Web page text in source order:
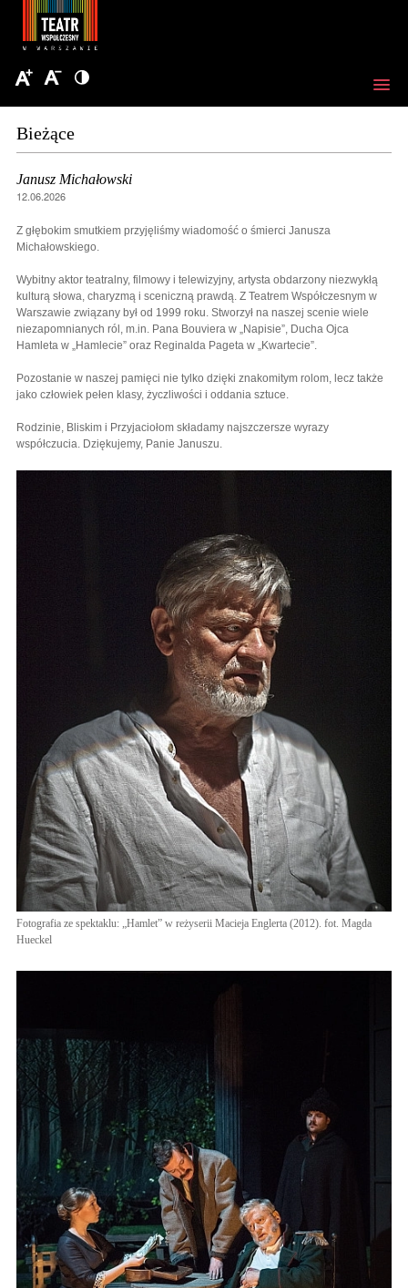
Bieżące
Janusz Michałowski
12.06.2026
Z głębokim smutkiem przyjęliśmy wiadomość o śmierci Janusza
Michałowskiego.
Wybitny aktor teatralny, filmowy i telewizyjny, artysta obdarzony niezwykłą
kulturą słowa, charyzmą i sceniczną prawdą. Z Teatrem Współczesnym w
Warszawie związany był od 1999 roku. Stworzył na naszej scenie wiele
niezapomnianych ról, m.in. Pana Bouviera w „Napisie”, Ducha Ojca
Hamleta w „Hamlecie” oraz Reginalda Pageta w „Kwartecie”.
Pozostanie w naszej pamięci nie tylko dzięki znakomitym rolom, lecz także
jako człowiek pełen klasy, życzliwości i oddania sztuce.
Rodzinie, Bliskim i Przyjaciołom składamy najszczersze wyrazy
współczucia. Dziękujemy, Panie Januszu.
Fotografia ze spektaklu: „Hamlet” w reżyserii Macieja Englerta (2012). fot. Magda
Hueckel